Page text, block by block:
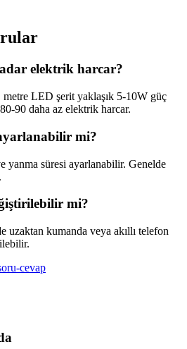
elektrik harcar?
LED şerit yaklaşık 5-10W güç
90 daha az elektrik harcar.
mi?
yanma süresi ayarlanabilir. Genelde
mi?
kumanda veya akıllı telefon
cevap